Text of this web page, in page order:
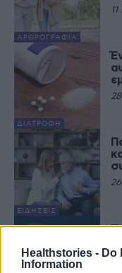
Healthstories - Do
Information
ΑΡΘΡΟΓΡΑΦΊΑ
ΔΙΑΤΡΟΦΉ
ΕΙΔΉΣΕΙΣ